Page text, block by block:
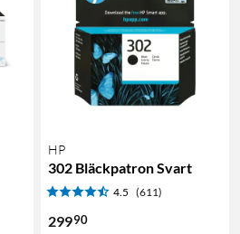
HP
302 Bläckpatron Svart
4.5 (611)
29990